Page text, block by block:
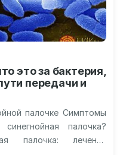
это за бактерия,
передачи и
палочке Симптомы
палочка?
палочка: лечение